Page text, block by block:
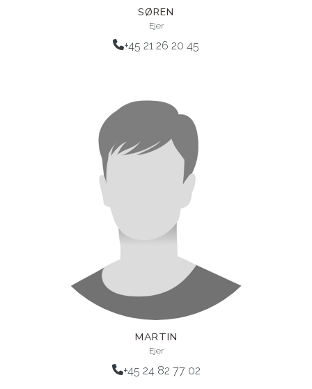
SØREN
Ejer
+45 21 26 20 45
MARTIN
Ejer
+45 24 82 77 02